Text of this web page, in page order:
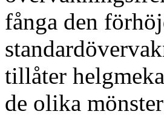
fånga den
tillåter
de olika